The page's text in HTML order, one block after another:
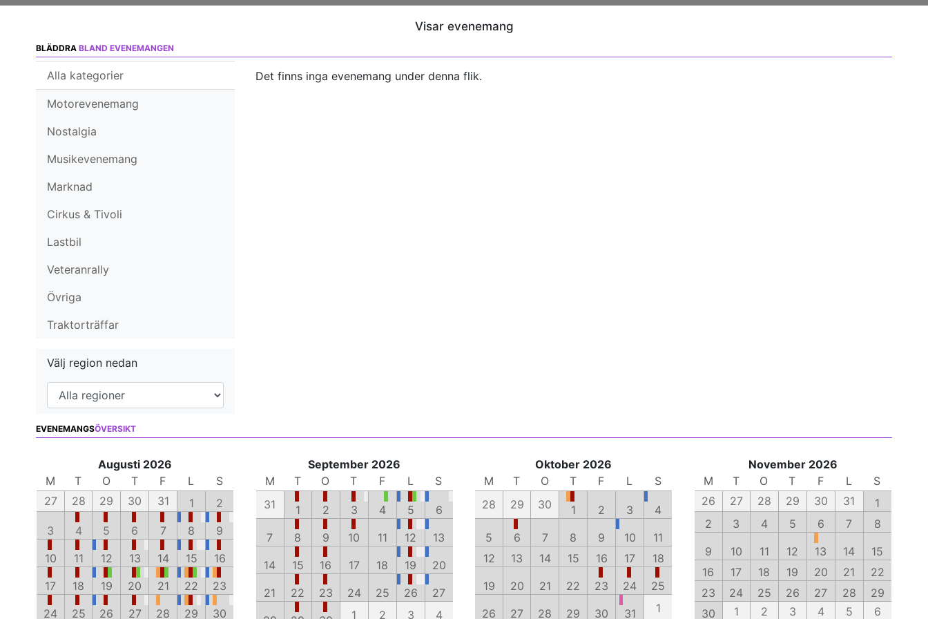
Visar evenemang
BLÄDDRA BLAND EVENEMANGEN
Alla kategorier
Motorevenemang
Nostalgia
Musikevenemang
Marknad
Cirkus & Tivoli
Lastbil
Veteranrally
Övriga
Traktorträffar
Välj region nedan
Det finns inga evenemang under denna flik.
EVENEMANGSÖVERSIKT
Augusti 2026
M
T O T F L
S
27
28 29 30 31 1
2
3
4 5 6 7 8
9
10
11 12 13 14 15
16
17
18 19 20 21 22
23
24
25 26 27 28 29 30
September 2026
M
T O T F L
S
31
1 2 3 4 5
6
7
8 9 10 11 12
13
14
15 16 17 18 19
20
21
22 23 24 25 26
27
1 2 3 4
Oktober 2026
M
T O T F L
S
28
29 30 1 2 3
4
5
6 7 8 9 10
11
12
13 14 15 16 17
18
19
20 21 22 23 24
25
26
27 28 29 30 31 1
November 2026
M
T O T F L
S
26
27 28 29 30 31
1
2
3 4 5 6 7
8
9
10 11 12 13 14
15
16
17 18 19 20 21
22
23
24 25 26 27 28
29
30
1 2 3 4 5 6